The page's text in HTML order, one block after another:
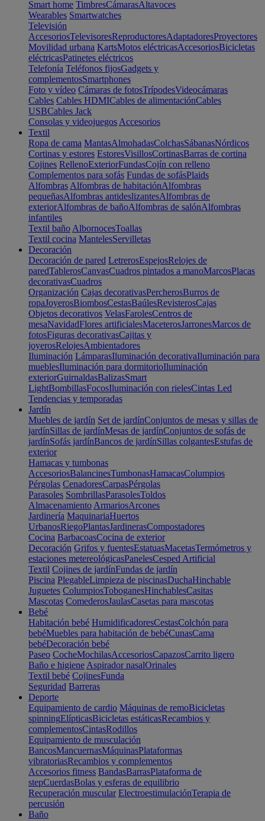
Smart home TimbresCámarasAltavoces
Wearables Smartwatches
Televisión
AccesoriosTelevisoresReproductoresAdaptadoresProyectores
Movilidad urbana KartsMotos eléctricasAccesoriosBicicletas
eléctricasPatinetes eléctricos
Telefonía Teléfonos fijosGadgets y
complementosSmartphones
Foto y vídeo Cámaras de fotosTrípodesVideocámaras
Cables Cables HDMICables de alimentaciónCables
USBCables Jack
Consolas y videojuegos Accesorios
Textil
Ropa de cama MantasAlmohadasColchasSábanasNórdicos
Cortinas y estores EstoresVisillosCortinasBarras de cortina
Cojines RellenoExteriorFundasCojín con relleno
Complementos para sofás Fundas de sofásPlaids
Alfombras Alfombras de habitaciónAlfombras
pequeñasAlfombras antideslizantesAlfombras de
exteriorAlfombras de bañoAlfombras de salónAlfombras
infantiles
Textil baño AlbornocesToallas
Textil cocina MantelesServilletas
Decoración
Decoración de pared LetrerosEspejosRelojes de
paredTablerosCanvasCuadros pintados a manoMarcosPlacas
decorativasCuadros
Organización Cajas decorativasPercherosBurros de
ropaJoyerosBiombosCestasBaúlesRevisterosCajas
Objetos decorativos VelasFarolesCentros de
mesaNavidadFlores artificialesMaceterosJarronesMarcos de
fotosFiguras decorativasCajitas y
joyerosRelojesAmbientadores
Iluminación LámparasIluminación decorativaIluminación para
mueblesIluminación para dormitorioIluminación
exteriorGuirnaldasBalizasSmart
LightBombillasFocosIluminación con rielesCintas Led
Tendencias y temporadas
Jardín
Muebles de jardín Set de jardínConjuntos de mesas y sillas de
jardínSillas de jardínMesas de jardínConjuntos de sofás de
jardínSofás jardínBancos de jardínSillas colgantesEstufas de
exterior
Hamacas y tumbonas
AccesoriosBalancinesTumbonasHamacasColumpios
Pérgolas CenadoresCarpasPérgolas
Parasoles SombrillasParasolesToldos
Almacenamiento ArmariosArcones
Jardinería MaquinariaHuertos
UrbanosRiegoPlantasJardinerasCompostadores
Cocina BarbacoasCocina de exterior
Decoración Grifos y fuentesEstatuasMacetasTermómetros y
estaciones metereológicasPanelesCesped Artificial
Textil Cojines de jardínFundas de jardín
Piscina PlegableLimpieza de piscinasDuchaHinchable
Juguetes ColumpiosToboganesHinchablesCasitas
Mascotas ComederosJaulasCasetas para mascotas
Bebé
Habitación bebé HumidificadoresCestasColchón para
bebéMuebles para habitación de bebéCunasCama
bebéDecoración bebé
Paseo CocheMochilasAccesoriosCapazosCarrito ligero
Baño e higiene Aspirador nasalOrinales
Textil bebé CojinesFunda
Seguridad Barreras
Deporte
Equipamiento de cardio Máquinas de remoBicicletas
spinningElípticasBicicletas estáticasRecambios y
complementosCintasRodillos
Equipamiento de musculación
BancosMancuernasMáquinasPlataformas
vibratoriasRecambios y complementos
Accesorios fitness BandasBarrasPlataforma de
stepCuerdasBolas y esferas de equilibrio
Recuperación muscular ElectroestimulaciónTerapia de
percusión
Baño